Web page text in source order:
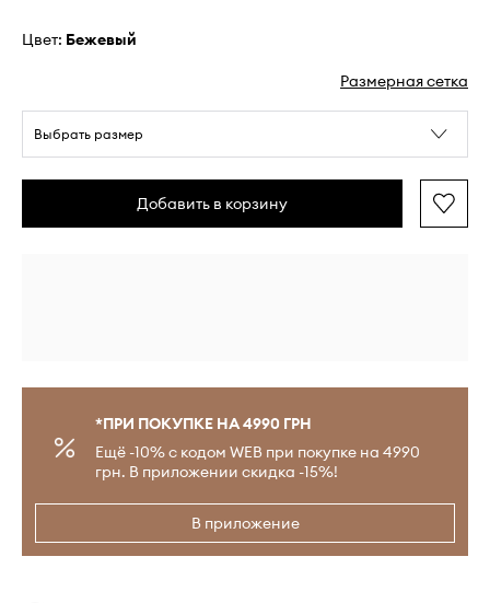
Цвет: бежевый
Размерная сетка
Выбрать размер
Добавить в корзину
*ПРИ ПОКУПКЕ НА 4990 ГРН
Ещё -10% с кодом WEB при покупке на 4990
грн. В приложении скидка -15%!
В приложение